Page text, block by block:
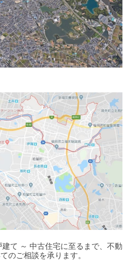
て ～ 中古住宅に至るまで、不動
のご相談を承ります。